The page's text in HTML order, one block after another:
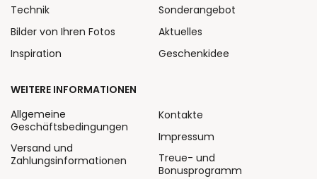
Technik
Bilder von Ihren Fotos
Inspiration
Sonderangebot
Aktuelles
Geschenkidee
WEITERE INFORMATIONEN
Allgemeine
Geschäftsbedingungen
Versand und
Zahlungsinformationen
Kontakte
Impressum
Treue- und
Bonusprogramm